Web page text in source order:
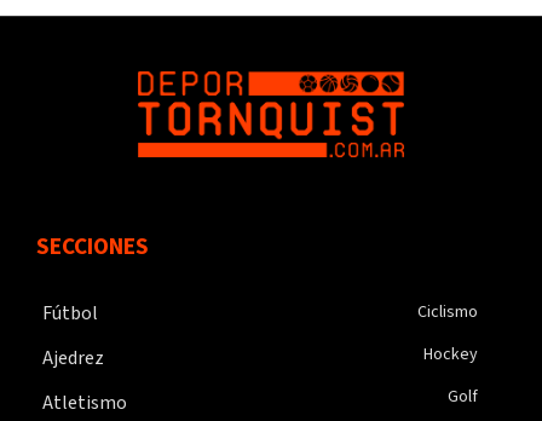
SECCIONES
Fútbol
Ajedrez
Atletismo
Ciclismo
Hockey
Golf